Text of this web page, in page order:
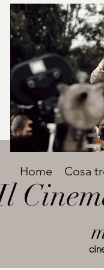
Avenir
Home Cosa